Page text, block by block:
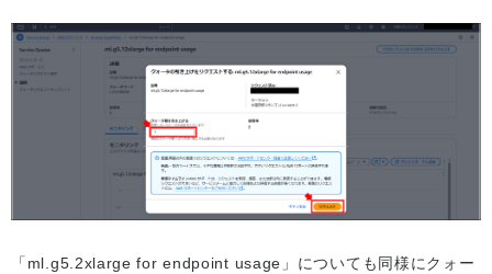
「ml.g5.2xlarge for endpoint usage」についても同様にクォー